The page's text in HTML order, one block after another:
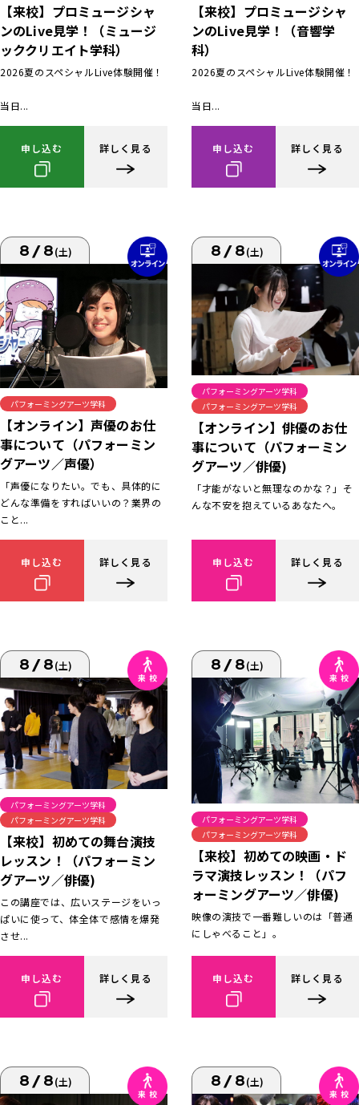
【来校】プロミュージシャ
ンのLive見学！（ミュージ
ッククリエイト学科）
2026夏のスペシャルLive体験開催！
当日...
申し込む 詳しく見る
【来校】プロミュージシャ
ンのLive見学！（音響学
科）
2026夏のスペシャルLive体験開催！
当日...
申し込む 詳しく見る
8/8(土)
パフォーミングアーツ学科
【オンライン】声優のお仕
事について（パフォーミン
グアーツ／声優）
「声優になりたい。でも、具体的に
どんな準備をすればいいの？業界の
こと...
申し込む 詳しく見る
8/8(土)
パフォーミングアーツ学科
パフォーミングアーツ学科
【オンライン】俳優のお仕
事について（パフォーミン
グアーツ／俳優)
「才能がないと無理なのかな？」そ
んな不安を抱えているあなたへ。
申し込む 詳しく見る
8/8(土)
パフォーミングアーツ学科
パフォーミングアーツ学科
【来校】初めての舞台演技
レッスン！（パフォーミン
グアーツ／俳優)
この講座では、広いステージをいっ
ぱいに使って、体全体で感情を爆発
させ...
申し込む 詳しく見る
8/8(土)
パフォーミングアーツ学科
パフォーミングアーツ学科
【来校】初めての映画・ド
ラマ演技レッスン！（パフ
ォーミングアーツ／俳優)
映像の演技で一番難しいのは「普通
にしゃべること」。
申し込む 詳しく見る
8/8(土) 8/8(土)